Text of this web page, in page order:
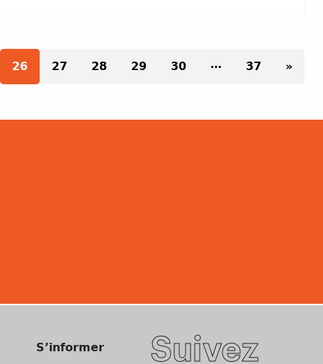
Pagination des
26 27 28 29 30 … 37 »
S’informer Suivez